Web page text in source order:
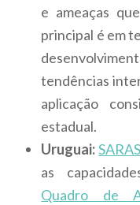
e ameaças
principal é em
tendências
aplicação
estadual.
Uruguai:SARAS
as
Quadro de